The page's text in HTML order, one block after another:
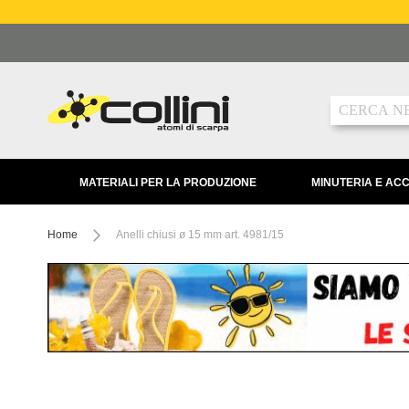
al
Ricerca
MATERIALI PER LA PRODUZIONE MINUTERIA E
Home Anelli chiusi ø 15 mm art. 4981/15